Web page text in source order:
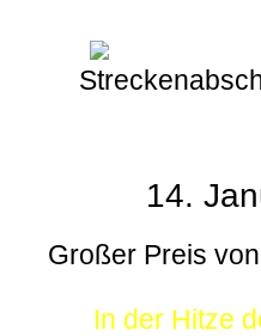
14.
Großer Preis
In der Hitze